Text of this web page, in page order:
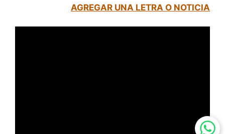
AGREGAR UNA LETRA O NOTICIA